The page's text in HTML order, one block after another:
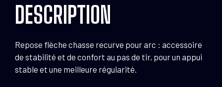
DESCRIPTION
Repose flèche chasse recurve pour arc : accessoire
de stabilité et de confort au pas de tir, pour un appui
stable et une meilleure régularité.